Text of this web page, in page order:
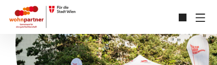
Zum Hauptinhalt springen
Skip to page footer